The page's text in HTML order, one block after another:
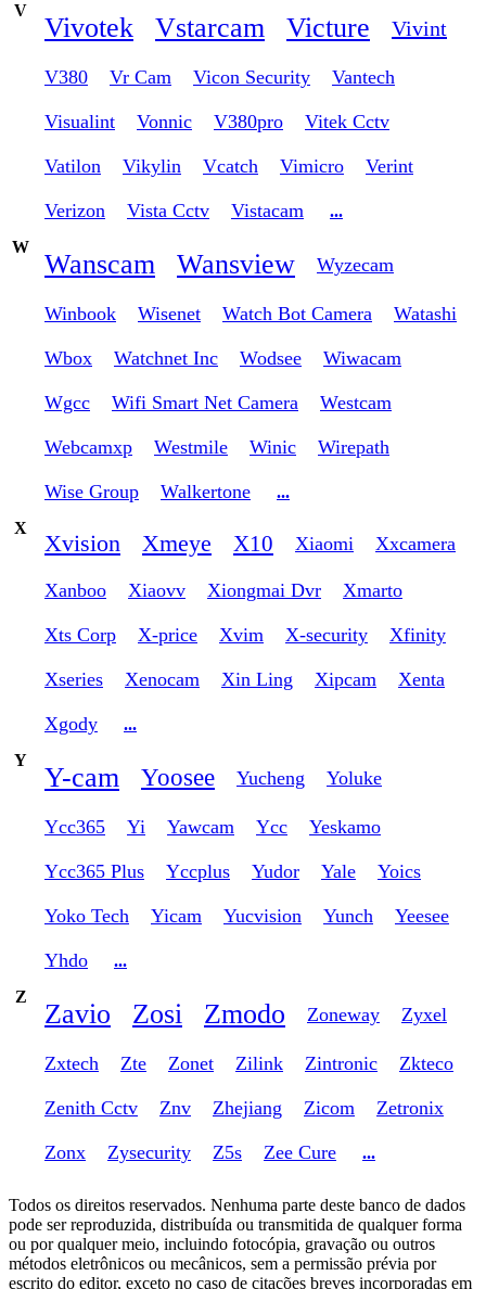
V
Vivotek Vstarcam Victure Vivint
V380 Vr Cam Vicon Security Vantech
Visualint Vonnic V380pro Vitek Cctv
Vatilon Vikylin Vcatch Vimicro Verint
Verizon Vista Cctv Vistacam
...
W
Wanscam Wansview Wyzecam
Winbook Wisenet Watch Bot Camera Watashi
Wbox Watchnet Inc Wodsee Wiwacam
Wgcc Wifi Smart Net Camera Westcam
Webcamxp Westmile Winic Wirepath
Wise Group Walkertone
...
X
Xvision Xmeye X10 Xiaomi Xxcamera
Xanboo Xiaovv Xiongmai Dvr Xmarto
Xts Corp X-price Xvim X-security Xfinity
Xseries Xenocam Xin Ling Xipcam Xenta
Xgody
...
Y
Y-cam Yoosee Yucheng Yoluke
Ycc365 Yi Yawcam Ycc Yeskamo
Ycc365 Plus Yccplus Yudor Yale Yoics
Yoko Tech Yicam Yucvision Yunch Yeesee
Yhdo
...
Z
Zavio Zosi Zmodo Zoneway Zyxel
Zxtech Zte Zonet Zilink Zintronic Zkteco
Zenith Cctv Znv Zhejiang Zicom Zetronix
Zonx Zysecurity Z5s Zee Cure ...
Todos os direitos reservados. Nenhuma parte deste banco de dados
pode ser reproduzida, distribuída ou transmitida de qualquer forma
ou por qualquer meio, incluindo fotocópia, gravação ou outros
métodos eletrônicos ou mecânicos, sem a permissão prévia por
escrito do editor, exceto no caso de citações breves incorporadas em